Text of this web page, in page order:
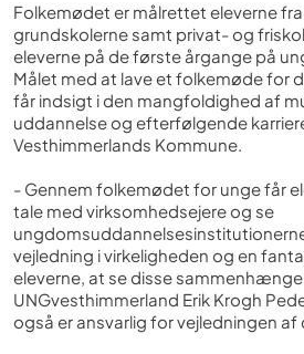
Folkemødet er målrettet eleverne fra
grundskolerne samt privat- og
eleverne på de første årgange på
Målet med at lave et folkemøde for
får indsigt i den mangfoldighed af
uddannelse og efterfølgende
Vesthimmerlands Kommune.
- Gennem folkemødet for unge får
tale med virksomhedsejere og se
vejledning i virkeligheden og en
eleverne, at se disse
UNGvesthimmerland Erik Krogh
også er ansvarlig for vejledningen af